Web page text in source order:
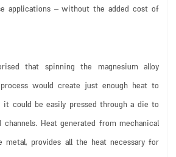
applications – without the added cost of
that spinning the magnesium alloy
would create just enough heat to
could be easily pressed through a die to
Heat generated from mechanical
provides all the heat necessary for